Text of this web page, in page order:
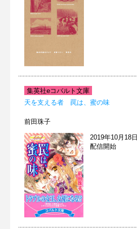
集英社eコバルト文庫
天を支える者 罠は、蜜の味
前田珠子
2019年10月18日
配信開始